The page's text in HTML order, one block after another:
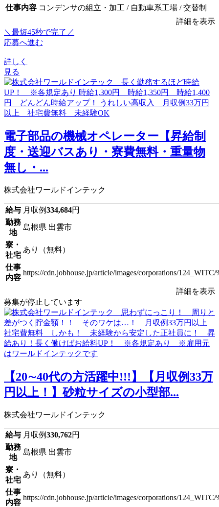
仕事内容 コンデンサの組立・加工 / 自動車系工場 / 交替制
詳細を表示
＼最短45秒で完了／
応募へ進む
詳しく
見る
電子部品の機械オペレーター【昇給制
度・送迎バスあり・寮費無料・重量物
無し・...
株式会社ワールドインテック
給与 月収例334,684円
勤務
地
島根県 出雲市
寮・
社宅
あり（無料）
仕事
内容
https://cdn.jobhouse.jp/article/images/corporations/
詳細を表示
募集が停止しています
【20∼40代の方活躍中!!!】【月収例33万
円以上！】砂粒サイズの小型部...
株式会社ワールドインテック
給与 月収例330,762円
勤務
地
島根県 出雲市
寮・
社宅
あり（無料）
仕事
内容
https://cdn.jobhouse.jp/article/images/corporations/